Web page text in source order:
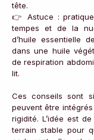
tête.
👉 Astuce :
tempes et de la
d’huile essentielle
dans une huile
de respiration
lit.
Ces conseils sont
peuvent être
rigidité. L’idée est
terrain stable pour